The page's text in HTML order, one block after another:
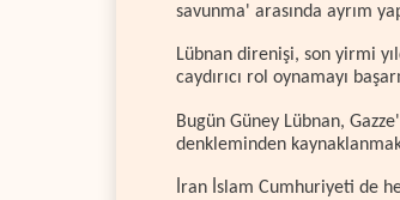
savunma' arasında ayrım
Lübnan direnişi, son yirmi
caydırıcı rol oynamayı
Bugün Güney Lübnan,
denkleminden
İran İslam Cumhuriyeti de